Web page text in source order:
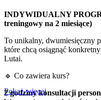
INDYWIDUALNY
treningowy na 2 miesiące)
To unikalny, dwumiesięczny
które chcą osiągnąć
Lutai.
🔹 Co zawiera kurs?
2 godziny konsultacji
Pokaż więcej